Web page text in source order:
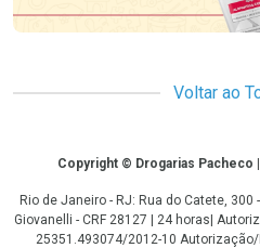
Voltar ao
CopyrightCopyright © Drogarias Pacheco
Rio de Janeiro - RJ: Rua do Catete, 300
Giovanelli - CRF 28127 | 24 horas|
25351.493074/2012-10